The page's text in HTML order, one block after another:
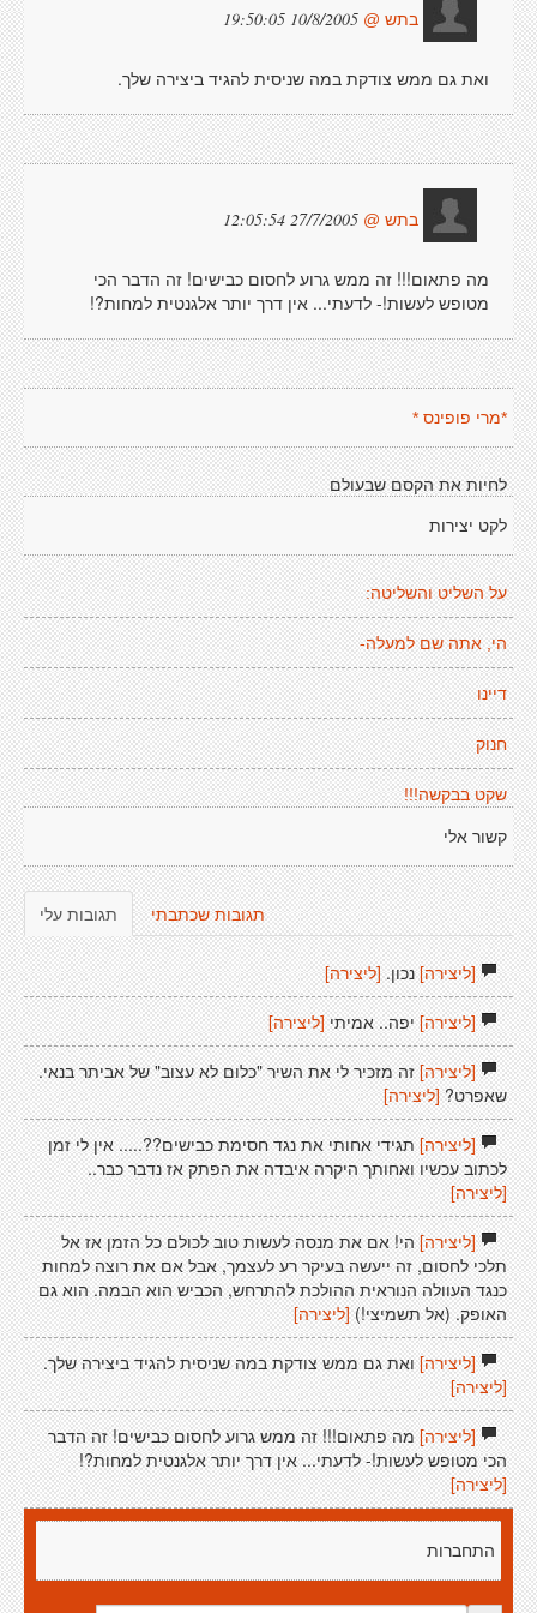
בתש @ 10/8/2005 19:50:05
ואת גם ממש צודקת במה שניסית להגיד ביצירה שלך.
בתש @ 27/7/2005 12:05:54
מה פתאום!!! זה ממש גרוע לחסום כבישים! זה הדבר הכי
מטופש לעשות!- לדעתי... אין דרך יותר אלגנטית למחות?!
*מרי פופינס *
לחיות את הקסם שבעולם
לקט יצירות
על השליט והשליטה:
הי, אתה שם למעלה-
דיינו
חנוק
שקט בבקשה!!!
קשור אלי
תגובות עלי תגובות שכתבתי
[ליצירה]נכון.[ליצירה]
[ליצירה]יפה.. אמיתי [ליצירה]
[ליצירה]זה מזכיר לי את השיר "כלום לא עצוב" של אביתר בנאי.
שאפרט? [ליצירה]
[ליצירה]תגידי אחותי את נגד חסימת כבישים??..... אין לי זמן
לכתוב עכשיו ואחותך היקרה איבדה את הפתק אז נדבר כבר..
[ליצירה]
[ליצירה]הי! אם את מנסה לעשות טוב לכולם כל הזמן אז אל
תלכי לחסום, זה ייעשה בעיקר רע לעצמך, אבל אם את רוצה למחות
כנגד העוולה הנוראית ההולכת להתרחש, הכביש הוא הבמה. הוא גם
האופק. (אל תשמיצי!)[ליצירה]
[ליצירה]ואת גם ממש צודקת במה שניסית להגיד ביצירה שלך.
[ליצירה]
[ליצירה]מה פתאום!!! זה ממש גרוע לחסום כבישים! זה הדבר
הכי מטופש לעשות!- לדעתי... אין דרך יותר אלגנטית למחות?!
[ליצירה]
התחברות